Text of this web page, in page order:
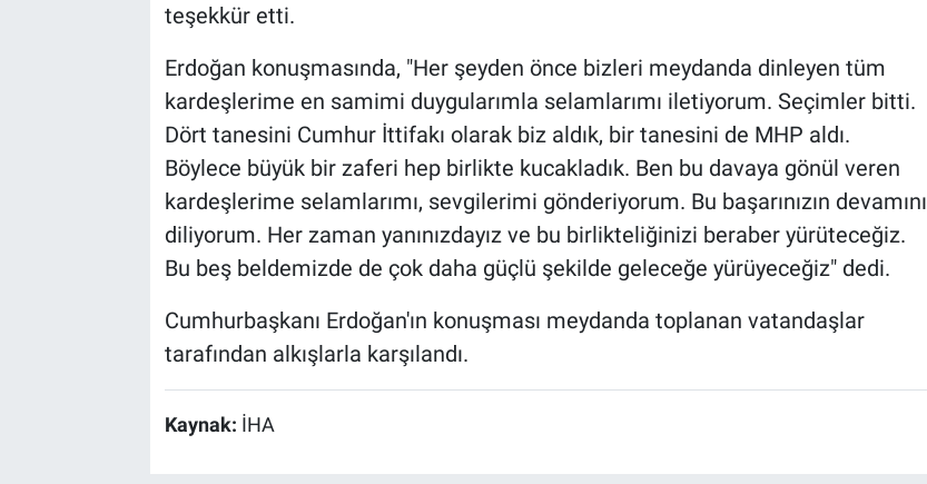
teşekkür etti.
Erdoğan konuşmasında, "Her şeyden önce bizleri meydanda dinleyen tüm
kardeşlerime en samimi duygularımla selamlarımı iletiyorum. Seçimler bitti.
Dört tanesini Cumhur İttifakı olarak biz aldık, bir tanesini de MHP aldı.
Böylece büyük bir zaferi hep birlikte kucakladık. Ben bu davaya gönül veren
kardeşlerime selamlarımı, sevgilerimi gönderiyorum. Bu başarınızın devamını
diliyorum. Her zaman yanınızdayız ve bu birlikteliğinizi beraber yürüteceğiz.
Bu beş beldemizde de çok daha güçlü şekilde geleceğe yürüyeceğiz" dedi.
Cumhurbaşkanı Erdoğan'ın konuşması meydanda toplanan vatandaşlar
tarafından alkışlarla karşılandı.
Kaynak: İHA